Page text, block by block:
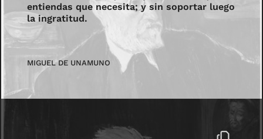
entiendas que necesita; y sin soportar luego
la ingratitud.
MIGUEL DE UNAMUNO